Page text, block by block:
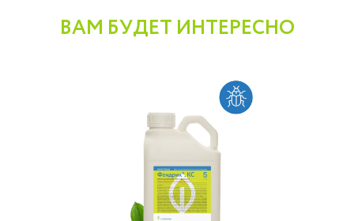
ВАМ БУДЕТ ИНТЕРЕСНО